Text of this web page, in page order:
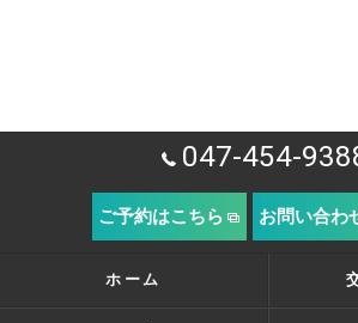
047-454-
ご予約はこちら お問い合わ
ホーム